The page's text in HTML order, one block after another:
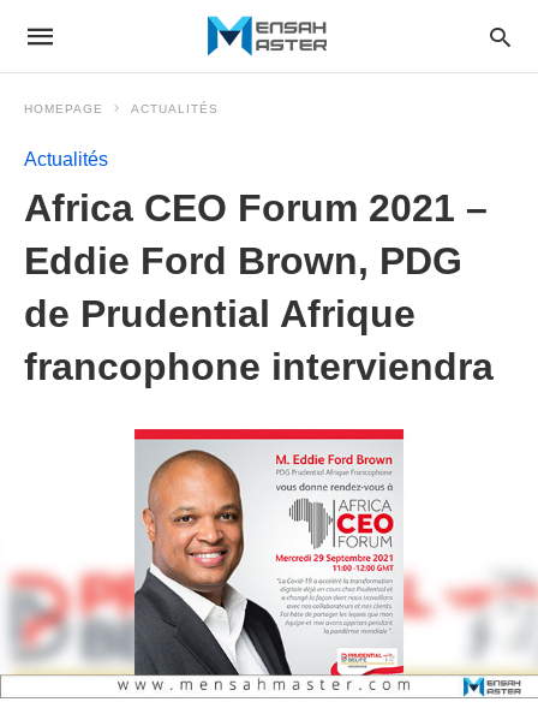
HOMEPAGE ACTUALITÉS
Actualités
Africa CEO Forum 2021 –
Eddie Ford Brown, PDG
de Prudential Afrique
francophone interviendra